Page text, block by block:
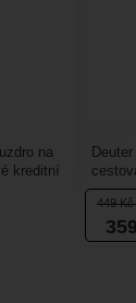
na
kreditní
449Kč
359